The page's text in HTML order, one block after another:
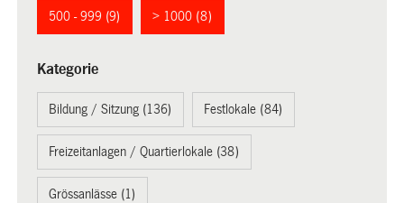
500 - 999 (9) > 1000 (8)
Kategorie
Bildung / Sitzung (136) Festlokale (84)
Freizeitanlagen / Quartierlokale (38)
Grössanlässe (1)